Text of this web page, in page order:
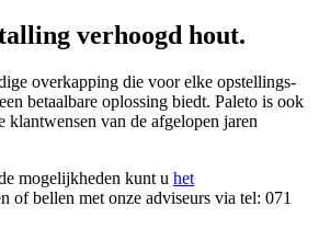
verhoogd hout.
overkapping die voor elke opstellings-
betaalbare oplossing biedt. Paleto is ook
klantwensen van de afgelopen jaren
mogelijkheden kunt u het
of bellen met onze adviseurs via tel: 071